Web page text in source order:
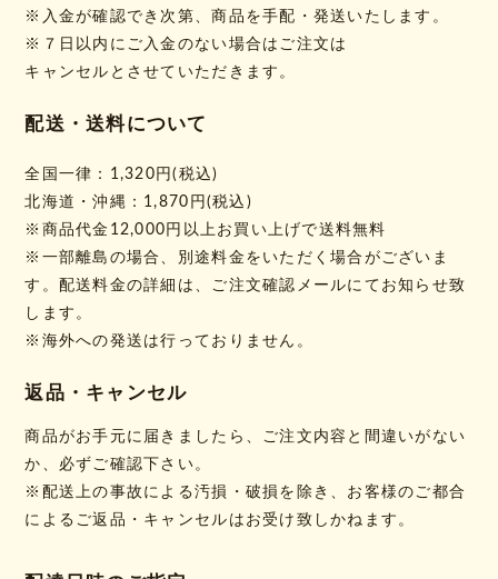
※入金が確認でき次第、商品を手配・発送いたします。
※７日以内にご入金のない場合はご注文は
キャンセルとさせていただきます。
配送・送料について
全国一律：1,320円(税込)
北海道・沖縄：1,870円(税込)
※商品代金12,000円以上お買い上げで送料無料
※一部離島の場合、別途料金をいただく場合がございま
す。配送料金の詳細は、ご注文確認メールにてお知らせ致
します。
※海外への発送は行っておりません。
返品・キャンセル
商品がお手元に届きましたら、ご注文内容と間違いがない
か、必ずご確認下さい。
※配送上の事故による汚損・破損を除き、お客様のご都合
によるご返品・キャンセルはお受け致しかねます。